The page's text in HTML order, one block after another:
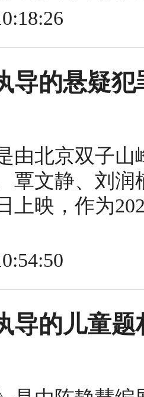
导的悬疑
由北京双子
覃文静、刘
上映，作为
导的儿童